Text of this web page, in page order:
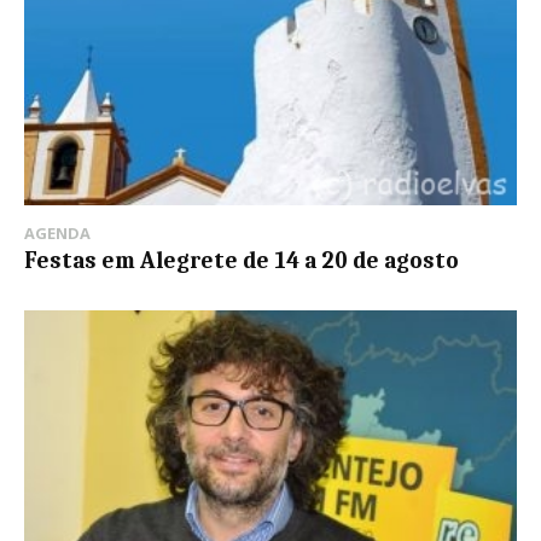
AGENDA
Festas em Alegrete de 14 a 20 de agosto